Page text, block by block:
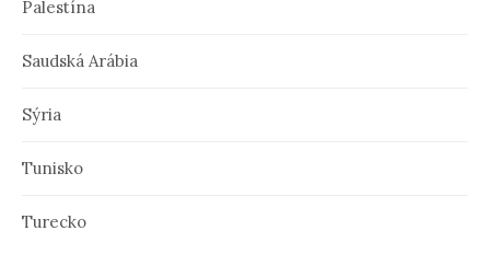
Palestína
Saudská Arábia
Sýria
Tunisko
Turecko